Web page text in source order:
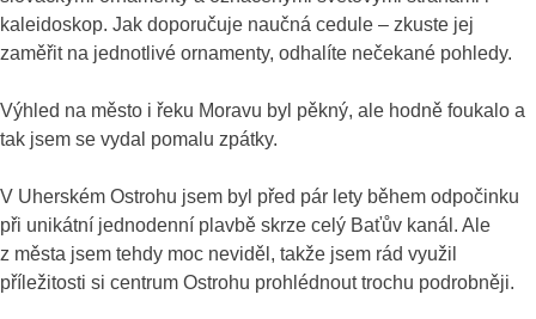
kaleidoskop. Jak doporučuje naučná cedule – zkuste jej
zaměřit na jednotlivé ornamenty, odhalíte nečekané pohledy.
Výhled na město i řeku Moravu byl pěkný, ale hodně foukalo a
tak jsem se vydal pomalu zpátky.
V Uherském Ostrohu jsem byl před pár lety během odpočinku
při unikátní jednodenní plavbě skrze celý Baťův kanál. Ale
z města jsem tehdy moc neviděl, takže jsem rád využil
příležitosti si centrum Ostrohu prohlédnout trochu podrobněji.